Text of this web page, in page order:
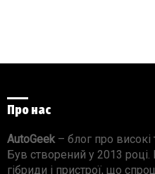
Про нас
AutoGeek – блог про високі
Був створений у 2013
гібриди і пристрої, що